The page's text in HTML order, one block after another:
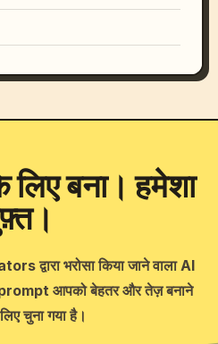
बना। हमेशा
द्वारा भरोसा किया जाने वाला AI
आपको बेहतर और तेज़ बनाने
चुना गया है।